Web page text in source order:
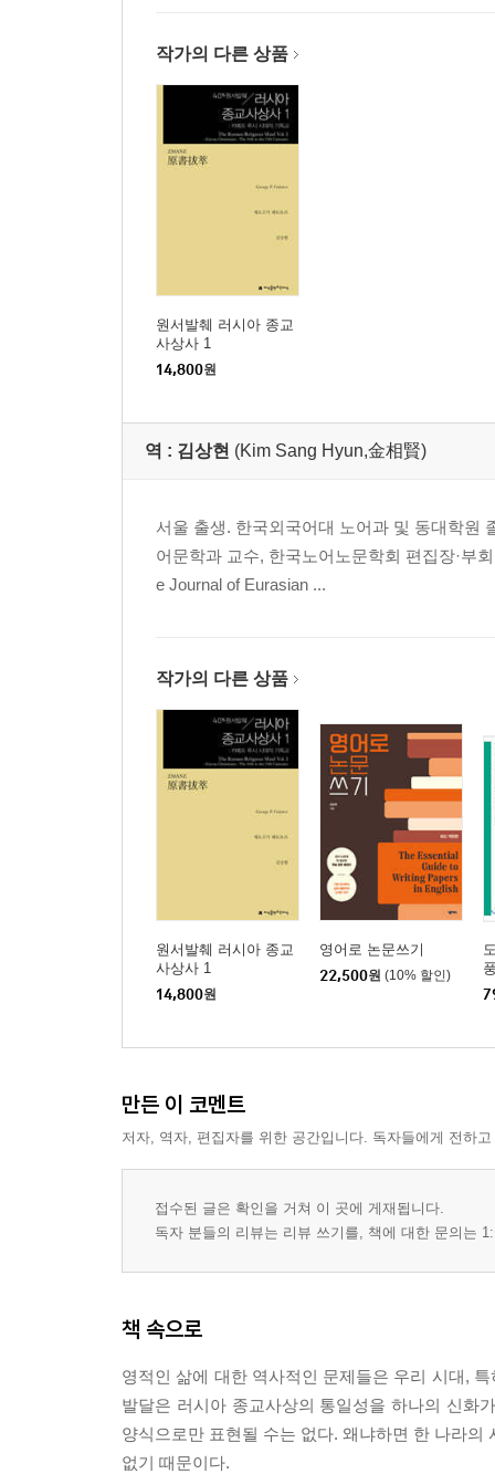
작가의 다른 상품
원서발췌 러시아 종교
사상사 1
14,800원
역 : 김상현 (Kim Sang Hyun,金相賢)
서울 출생. 한국외국어대 노어과 및 동대학원
어문학과 교수, 한국노어노문학회 편집장·부
e Journal of Eurasian ...
작가의 다른 상품
원서발췌 러시아 종교
사상사 1
14,800원
영어로 논문쓰기
22,500원 (10% 할인)
만든 이 코멘트
저자, 역자, 편집자를 위한 공간입니다. 독자들에게 전하
접수된 글은 확인을 거쳐 이 곳에 게재됩니다.
독자 분들의 리뷰는 리뷰 쓰기를, 책에 대한 문의는
책 속으로
영적인 삶에 대한 역사적인 문제들은 우리 시대,
발달은 러시아 종교사상의 통일성을 하나의 신화
양식으로만 표현될 수는 없다. 왜냐하면 한 나라
없기 때문이다.